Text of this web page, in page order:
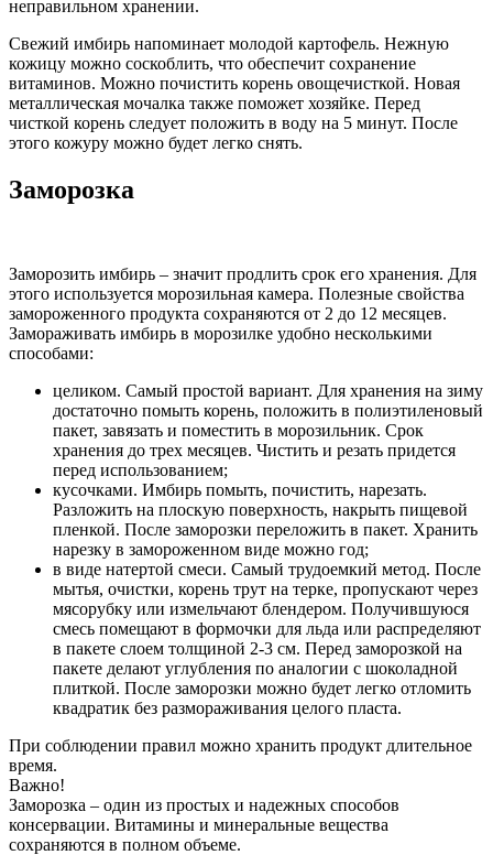
неправильном хранении.
Свежий имбирь напоминает молодой картофель. Нежную
кожицу можно соскоблить, что обеспечит сохранение
витаминов. Можно почистить корень овощечисткой. Новая
металлическая мочалка также поможет хозяйке. Перед
чисткой корень следует положить в воду на 5 минут. После
этого кожуру можно будет легко снять.
Заморозка
Заморозить имбирь – значит продлить срок его хранения. Для
этого используется морозильная камера. Полезные свойства
замороженного продукта сохраняются от 2 до 12 месяцев.
Замораживать имбирь в морозилке удобно несколькими
способами:
целиком. Самый простой вариант. Для хранения на зиму
достаточно помыть корень, положить в полиэтиленовый
пакет, завязать и поместить в морозильник. Срок
хранения до трех месяцев. Чистить и резать придется
перед использованием;
кусочками. Имбирь помыть, почистить, нарезать.
Разложить на плоскую поверхность, накрыть пищевой
пленкой. После заморозки переложить в пакет. Хранить
нарезку в замороженном виде можно год;
в виде натертой смеси. Самый трудоемкий метод. После
мытья, очистки, корень трут на терке, пропускают через
мясорубку или измельчают блендером. Получившуюся
смесь помещают в формочки для льда или распределяют
в пакете слоем толщиной 2-3 см. Перед заморозкой на
пакете делают углубления по аналогии с шоколадной
плиткой. После заморозки можно будет легко отломить
квадратик без размораживания целого пласта.
При соблюдении правил можно хранить продукт длительное
время.
Важно!
Заморозка – один из простых и надежных способов
консервации. Витамины и минеральные вещества
сохраняются в полном объеме.